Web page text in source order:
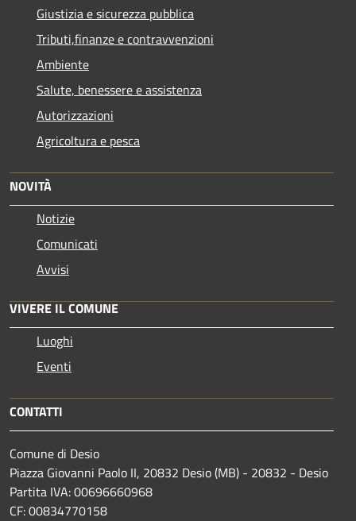
Giustizia e sicurezza pubblica
Tributi,finanze e contravvenzioni
Ambiente
Salute, benessere e assistenza
Autorizzazioni
Agricoltura e pesca
NOVITÀ
Notizie
Comunicati
Avvisi
VIVERE IL COMUNE
Luoghi
Eventi
CONTATTI
Comune di Desio
Piazza Giovanni Paolo II, 20832 Desio (MB) - 20832 - Desio
Partita IVA: 00696660968
CF: 00834770158